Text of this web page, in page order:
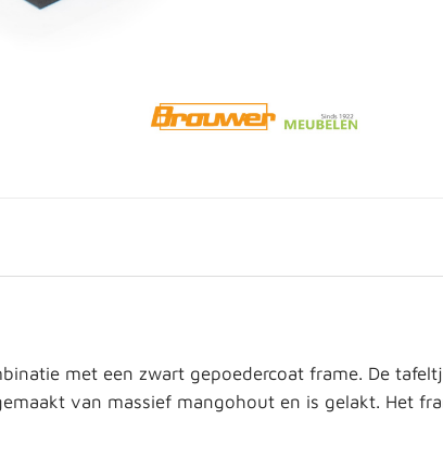
met een zwart gepoedercoat frame. De
van massief mangohout en is gelakt. Het